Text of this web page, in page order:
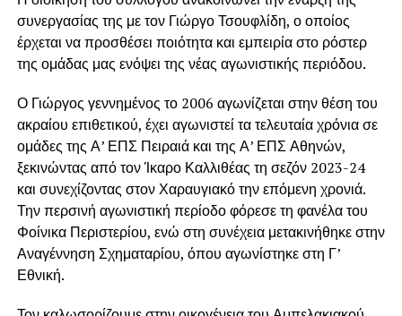
συνεργασίας της με τον Γιώργο Τσουφλίδη, ο οποίος
έρχεται να προσθέσει ποιότητα και εμπειρία στο ρόστερ
της ομάδας μας ενόψει της νέας αγωνιστικής περιόδου.
Ο Γιώργος γεννημένος το 2006 αγωνίζεται στην θέση του
ακραίου επιθετικού, έχει αγωνιστεί τα τελευταία χρόνια σε
ομάδες της Α’ ΕΠΣ Πειραιά και της Α’ ΕΠΣ Αθηνών,
ξεκινώντας από τον Ίκαρο Καλλιθέας τη σεζόν 2023-24
και συνεχίζοντας στον Χαραυγιακό την επόμενη χρονιά.
Την περσινή αγωνιστική περίοδο φόρεσε τη φανέλα του
Φοίνικα Περιστερίου, ενώ στη συνέχεια μετακινήθηκε στην
Αναγέννηση Σχηματαρίου, όπου αγωνίστηκε στη Γ’
Εθνική.